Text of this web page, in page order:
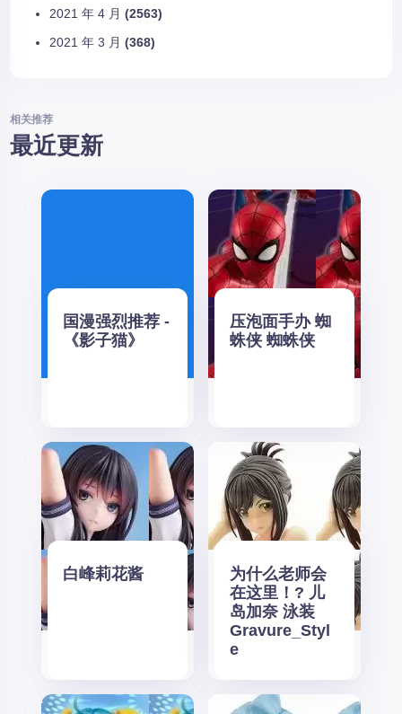
2021 年 4 月 (2563)
2021 年 3 月 (368)
相关推荐
最近更新
国漫强烈推荐 -
《影子猫》
压泡面手办 蜘
蛛侠 蜘蛛侠
白峰莉花酱
为什么老师会
在这里！? 儿
岛加奈 泳装
Gravure_Styl
e